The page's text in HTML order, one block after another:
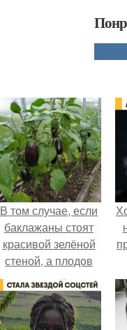
В том случае, если
баклажаны стоят
красивой зелёной
стеной, а плодов
почти не видно -
радоваться тут
нечему.